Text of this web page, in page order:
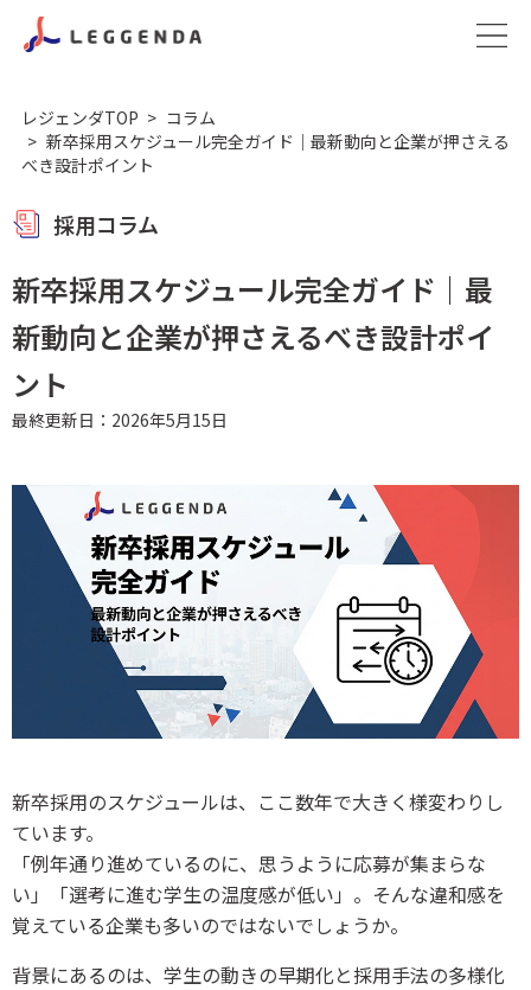
レジェンダTOP
コラム
新卒採用スケジュール完全ガイド｜最新動向と企業が押さえる
べき設計ポイント
採用コラム
新卒採用スケジュール完全ガイド｜最
新動向と企業が押さえるべき設計ポイ
ント
最終更新日：2026年5月15日
新卒採用のスケジュールは、ここ数年で大きく様変わりし
ています。
「例年通り進めているのに、思うように応募が集まらな
い」「選考に進む学生の温度感が低い」。そんな違和感を
覚えている企業も多いのではないでしょうか。
背景にあるのは、学生の動きの早期化と採用手法の多様化